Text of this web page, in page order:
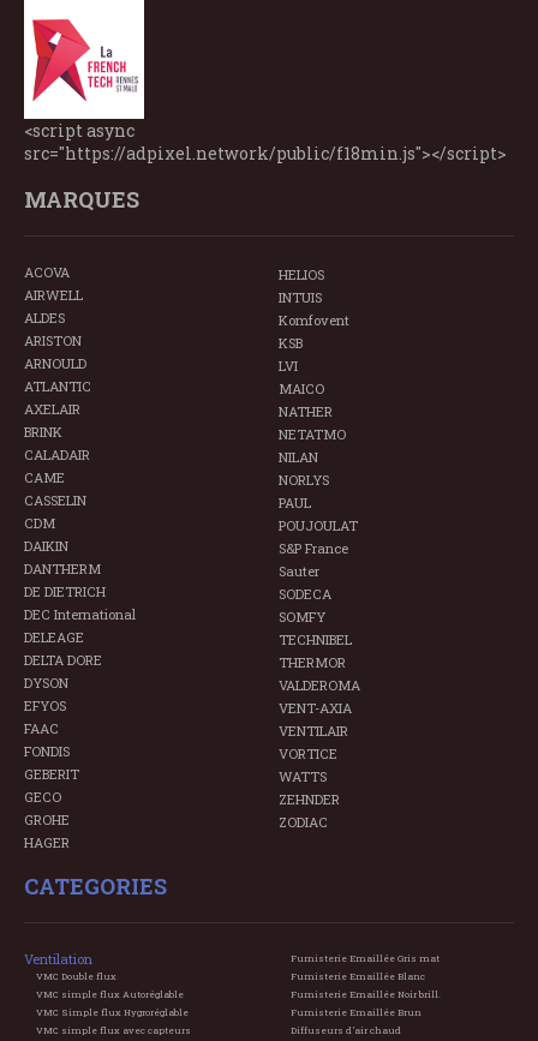
<script async
src="https://adpixel.network/public/f18min.js"></script>
MARQUES
ACOVA
AIRWELL
ALDES
ARISTON
ARNOULD
ATLANTIC
AXELAIR
BRINK
CALADAIR
CAME
CASSELIN
CDM
DAIKIN
DANTHERM
DE DIETRICH
DEC International
DELEAGE
DELTA DORE
DYSON
EFYOS
FAAC
FONDIS
GEBERIT
GECO
GROHE
HAGER
HELIOS
INTUIS
Komfovent
KSB
LVI
MAICO
NATHER
NETATMO
NILAN
NORLYS
PAUL
POUJOULAT
S&P France
Sauter
SODECA
SOMFY
TECHNIBEL
THERMOR
VALDEROMA
VENT-AXIA
VENTILAIR
VORTICE
WATTS
ZEHNDER
ZODIAC
CATEGORIES
Ventilation
VMC Double flux
VMC simple flux Autoréglable
VMC Simple flux Hygroréglable
VMC simple flux avec capteurs
Fumisterie Emaillée Gris mat
Fumisterie Emaillée Blanc
Fumisterie Emaillée Noir brill.
Fumisterie Emaillée Brun
Diffuseurs d'air chaud